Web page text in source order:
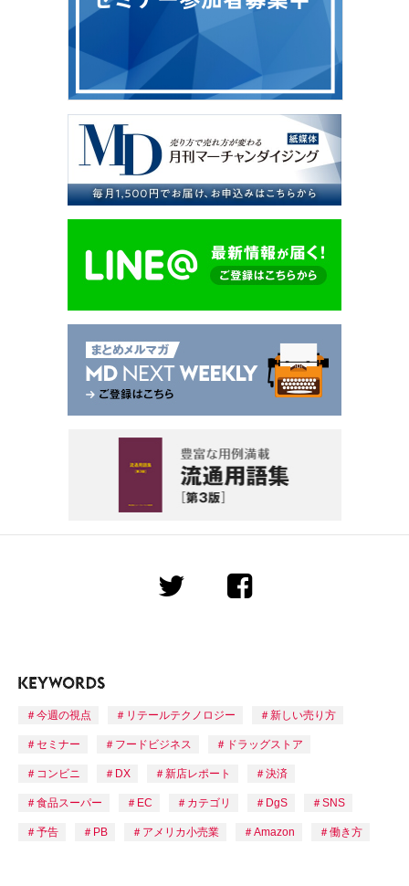
今週の視点 リテールテクノロジー 新しい売り方
セミナー フードビジネス ドラッグストア
コンビニ DX 新店レポート 決済
食品スーパー EC カテゴリ DgS SNS
予告 PB アメリカ小売業 Amazon 働き方